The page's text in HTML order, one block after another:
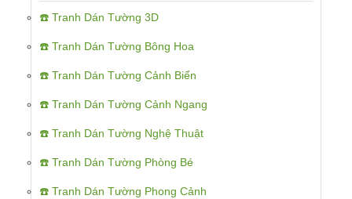
☎️ Tranh Dán Tường 3D
☎️ Tranh Dán Tường Bông Hoa
☎️ Tranh Dán Tường Cảnh Biển
☎️ Tranh Dán Tường Cảnh Ngang
☎️ Tranh Dán Tường Nghệ Thuật
☎️ Tranh Dán Tường Phòng Bé
☎️ Tranh Dán Tường Phong Cảnh